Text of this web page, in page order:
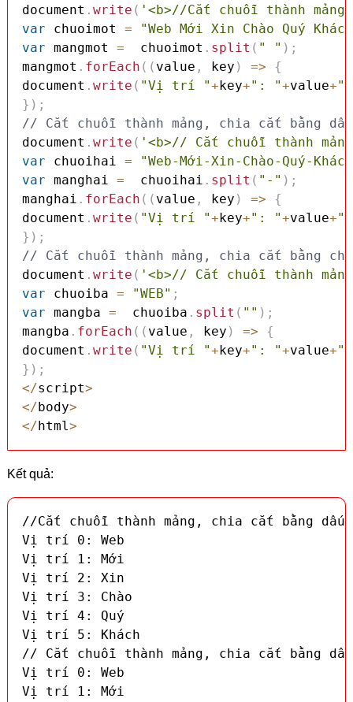
document . write ( '<b>//Cắt chuỗi thành
var chuoimot =
"Web Mới Xin Chào Quý
var mangmot =
  chuoimot
. split ( " " ) ;
mangmot . forEach ( ( value , key ) =>
{
document . write ( "Vị trí "+key+": "+value+
} ) ;
// Cắt chuỗi thành mảng, chia cắt bằng
document . write ( '<b>// Cắt chuỗi thành
var chuoihai =
"Web-Mới-Xin-Chào-Quý-
var manghai =
  chuoihai
. split ( "-" ) ;
manghai . forEach ( ( value , key ) =>
{
document . write ( "Vị trí "+key+": "+value+
} ) ;
// Cắt chuỗi thành mảng, chia cắt bằng
document . write ( '<b>// Cắt chuỗi thành
var chuoiba = "WEB" ;
var mangba =
  chuoiba
. split ( "" ) ;
mangba . forEach ( ( value , key ) =>
{
document . write ( "Vị trí "+key+": "+value+
} ) ;
</script>
</body>
</html>
Kết quả:
//Cắt chuỗi thành mảng, chia cắt bằng
Vị trí 0: Web
Vị trí 1: Mới
Vị trí 2: Xin
Vị trí 3: Chào
Vị trí 4: Quý
Vị trí 5: Khách
// Cắt chuỗi thành mảng, chia cắt bằng
Vị trí 0: Web
Vị trí 1: Mới